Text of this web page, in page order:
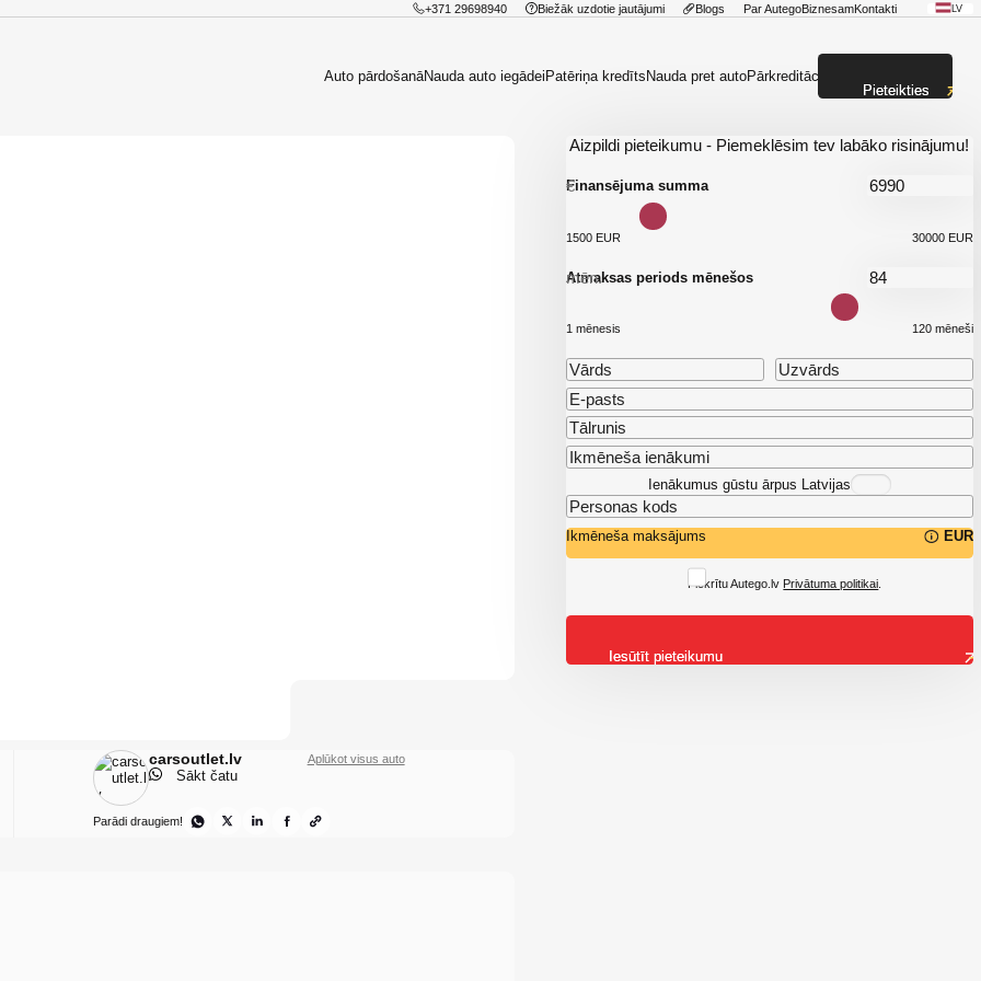
+371 29698940 Biežāk uzdotie jautājumi Blogs Par AutegoBiznesamKontakti LV
Auto pārdošanāNauda auto iegādeiPatēriņa kredītsNauda pret autoPārkreditācija
carsoutlet.lv
Sākt čatu
Aplūkot visus auto
Parādi draugiem!
Aizpildi pieteikumu - Piemeklēsim tev labāko risinājumu!
Finansējuma summa
€
1500 EUR 30000 EUR
Atmaksas periods mēnešos
mēn.
1 mēnesis 120 mēneši
Ienākumus gūstu ārpus Latvijas
Ikmēneša maksājums EUR
Piekrītu Autego.lv Privātuma politikai